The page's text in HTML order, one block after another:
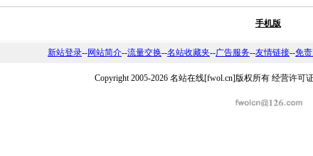
手机版
新站登录--网站简介--流量交换--名站收藏夹--广告服务--友情链接--免
Copyright 2005-2026 名站在线[fwol.cn]版权所有 经营许可证